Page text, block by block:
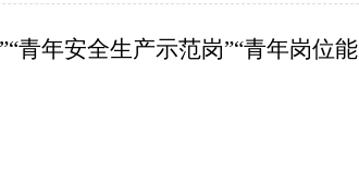
青年安全生产示范岗”“青年岗位能